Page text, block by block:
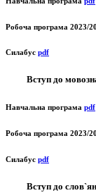
Робоча програма 2023/
Силабус pdf
Вступ до
Навчальна програма pdf
Робоча програма 2023/
Силабус pdf
Вступ до